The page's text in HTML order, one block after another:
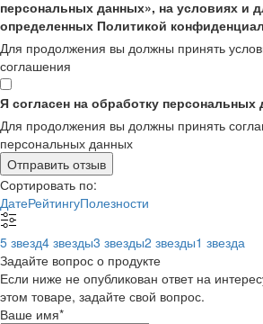
персональных данных», на условиях и
определенных Политикой
Для продолжения вы должны принять
соглашения
Я согласен на обработку персональных
Для продолжения вы должны принять
персональных данных
Отправить отзыв
Сортировать по:
ДатеРейтингуПолезности
5 звезд4 звезды3 звезды2 звезды1 звезда
Задайте вопрос о продукте
Если ниже не опубликован ответ на
этом товаре, задайте свой вопрос.
Ваше имя*